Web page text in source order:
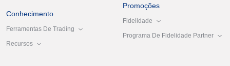
Conhecimento
Ferramentas De Trading
Recursos
Promoções
Fidelidade
Programa De Fidelidade Partner